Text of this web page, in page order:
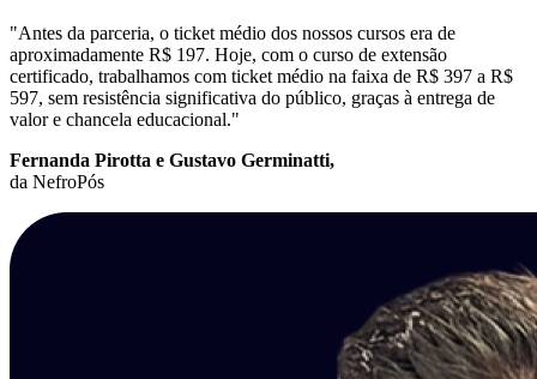
"Antes da parceria, o ticket médio dos nossos cursos era de
aproximadamente R$ 197. Hoje, com o curso de extensão
certificado, trabalhamos com ticket médio na faixa de R$ 397 a R$
597, sem resistência significativa do público, graças à entrega de
valor e chancela educacional."
Fernanda Pirotta e Gustavo Germinatti,
da NefroPós